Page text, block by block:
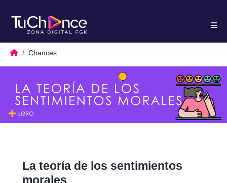
Chances
La teoría de los sentimientos
morales